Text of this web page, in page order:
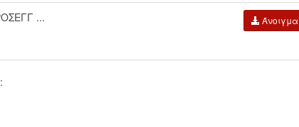
...
Άνοιγμα